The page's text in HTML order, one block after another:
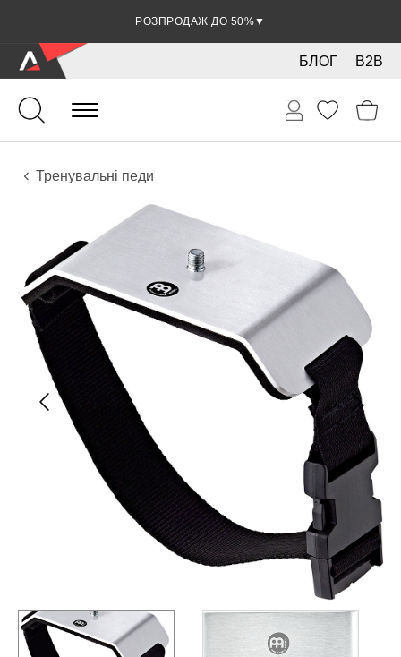
РОЗПРОДАЖ ДО 50%▼
B2B
БЛОГ
Ударні
Тарілки
Аксесуари
Тренувальні педи